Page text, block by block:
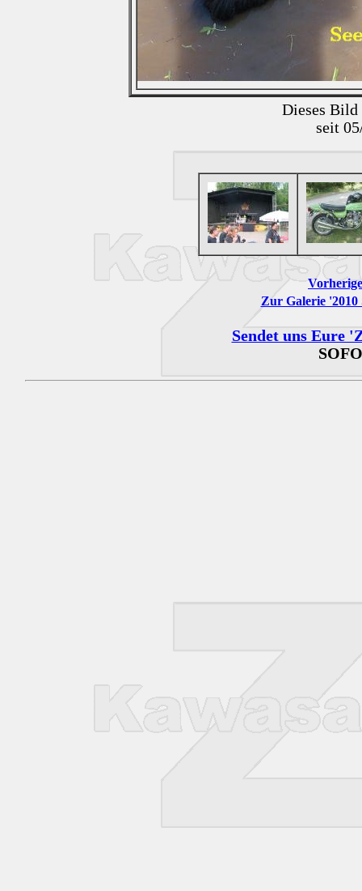
Dieses Bild
seit
Zur Galerie '2010
Sendet uns Eure